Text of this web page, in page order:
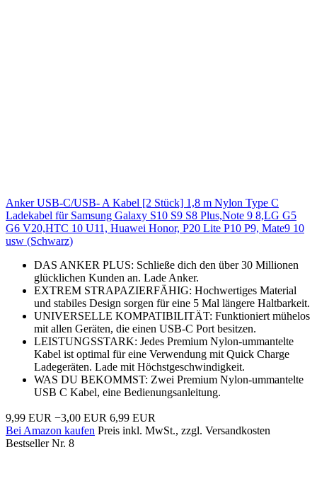
Anker USB-C/USB- A Kabel [2 Stück] 1,8 m Nylon Type C
Ladekabel für Samsung Galaxy S10 S9 S8 Plus,Note 9 8,LG G5
G6 V20,HTC 10 U11, Huawei Honor, P20 Lite P10 P9, Mate9 10
usw (Schwarz)
DAS ANKER PLUS: Schließe dich den über 30 Millionen
glücklichen Kunden an. Lade Anker.
EXTREM STRAPAZIERFÄHIG: Hochwertiges Material
und stabiles Design sorgen für eine 5 Mal längere Haltbarkeit.
UNIVERSELLE KOMPATIBILITÄT: Funktioniert mühelos
mit allen Geräten, die einen USB-C Port besitzen.
LEISTUNGSSTARK: Jedes Premium Nylon-ummantelte
Kabel ist optimal für eine Verwendung mit Quick Charge
Ladegeräten. Lade mit Höchstgeschwindigkeit.
WAS DU BEKOMMST: Zwei Premium Nylon-ummantelte
USB C Kabel, eine Bedienungsanleitung.
9,99 EUR −3,00 EUR 6,99 EUR
Bei Amazon kaufen Preis inkl. MwSt., zzgl. Versandkosten
Bestseller Nr. 8